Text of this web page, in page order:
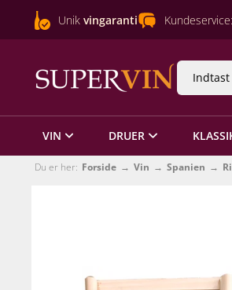
Unik vingaranti Kundeservice:
VIN DRUER
Du er her: Forside Vin Spanien